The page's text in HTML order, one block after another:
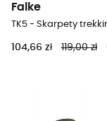
Falke
104,66 zł 119,00 zł